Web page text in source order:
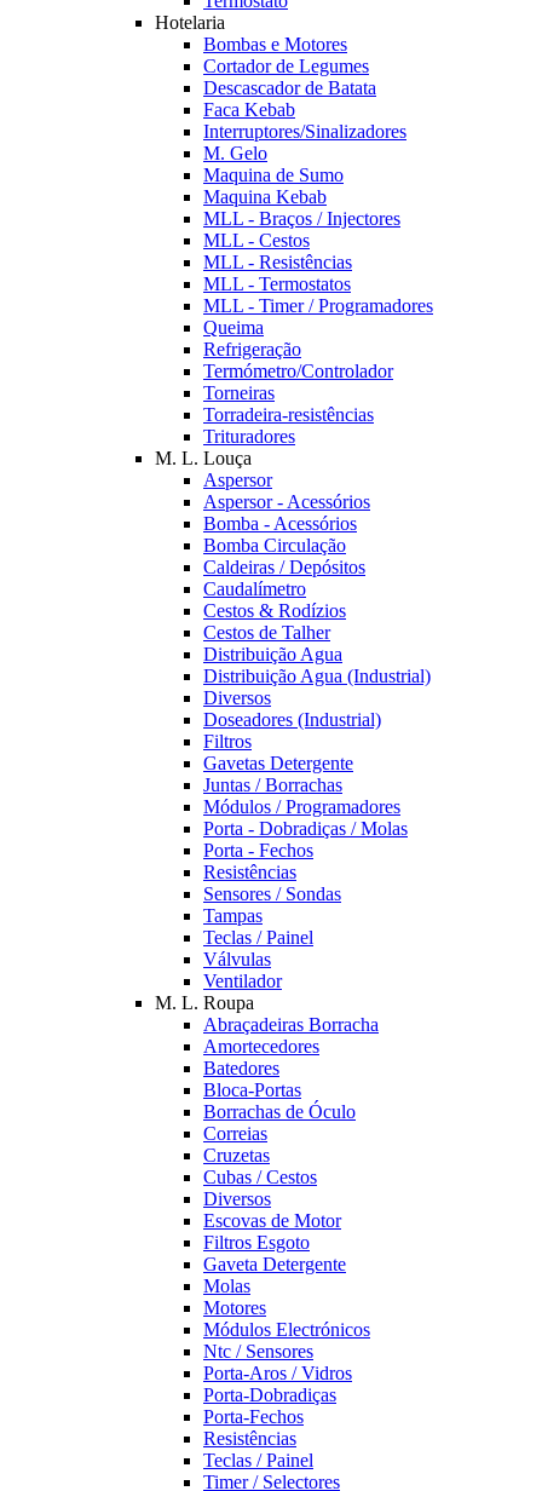
Hotelaria
Bombas e Motores
Cortador de Legumes
Descascador de Batata
Faca Kebab
Interruptores/Sinalizadores
M. Gelo
Maquina de Sumo
Maquina Kebab
MLL - Braços / Injectores
MLL - Cestos
MLL - Resistências
MLL - Termostatos
MLL - Timer / Programadores
Queima
Refrigeração
Termómetro/Controlador
Torneiras
Torradeira-resistências
Trituradores
M. L. Louça
Aspersor
Aspersor - Acessórios
Bomba - Acessórios
Bomba Circulação
Caldeiras / Depósitos
Caudalímetro
Cestos & Rodízios
Cestos de Talher
Distribuição Agua
Distribuição Agua (Industrial)
Diversos
Doseadores (Industrial)
Filtros
Gavetas Detergente
Juntas / Borrachas
Módulos / Programadores
Porta - Dobradiças / Molas
Porta - Fechos
Resistências
Sensores / Sondas
Tampas
Teclas / Painel
Válvulas
Ventilador
M. L. Roupa
Abraçadeiras Borracha
Amortecedores
Batedores
Bloca-Portas
Borrachas de Óculo
Correias
Cruzetas
Cubas / Cestos
Diversos
Escovas de Motor
Filtros Esgoto
Gaveta Detergente
Molas
Motores
Módulos Electrónicos
Ntc / Sensores
Porta-Aros / Vidros
Porta-Dobradiças
Porta-Fechos
Resistências
Teclas / Painel
Timer / Selectores